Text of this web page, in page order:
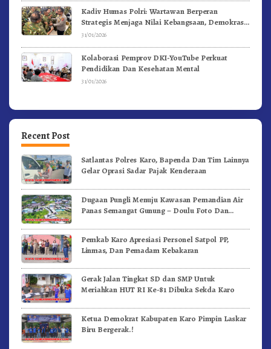
Kadiv Humas Polri: Wartawan Berperan
Strategis Menjaga Nilai Kebangsaan, Demokrasi,
dan NKRI
31/01/2026
Kolaborasi Pemprov DKI-YouTube Perkuat
Pendidikan Dan Kesehatan Mental
31/01/2026
Recent Post
Satlantas Polres Karo, Bapenda Dan Tim Lainnya
Gelar Oprasi Sadar Pajak Kenderaan
Dugaan Pungli Menuju Kawasan Pemandian Air
Panas Semangat Gunung – Doulu Foto Dan
Pemkab Karo Apresiasi Personel Satpol PP,
Linmas, Dan Pemadam Kebakaran
Gerak Jalan Tingkat SD dan SMP Untuk
Meriahkan HUT RI Ke-81 Dibuka Sekda Karo
Ketua Demokrat Kabupaten Karo Pimpin Laskar
Biru Bergerak.!